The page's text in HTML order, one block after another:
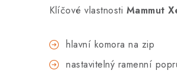
Klíčové vlastnosti Mammut
hlavní komora na zip
nastavitelný ramenní